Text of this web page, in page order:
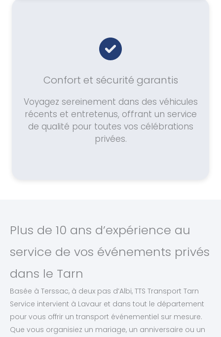
Confort et sécurité garantis
Voyagez sereinement dans des véhicules
récents et entretenus, offrant un service
de qualité pour toutes vos célébrations
privées.
Plus de 10 ans d’expérience au
service de vos événements privés
dans le Tarn
Basée à Terssac, à deux pas d’Albi, TTS Transport Tarn
Service intervient à Lavaur et dans tout le département
pour vous offrir un transport événementiel sur mesure.
Que vous organisiez un mariage, un anniversaire ou un